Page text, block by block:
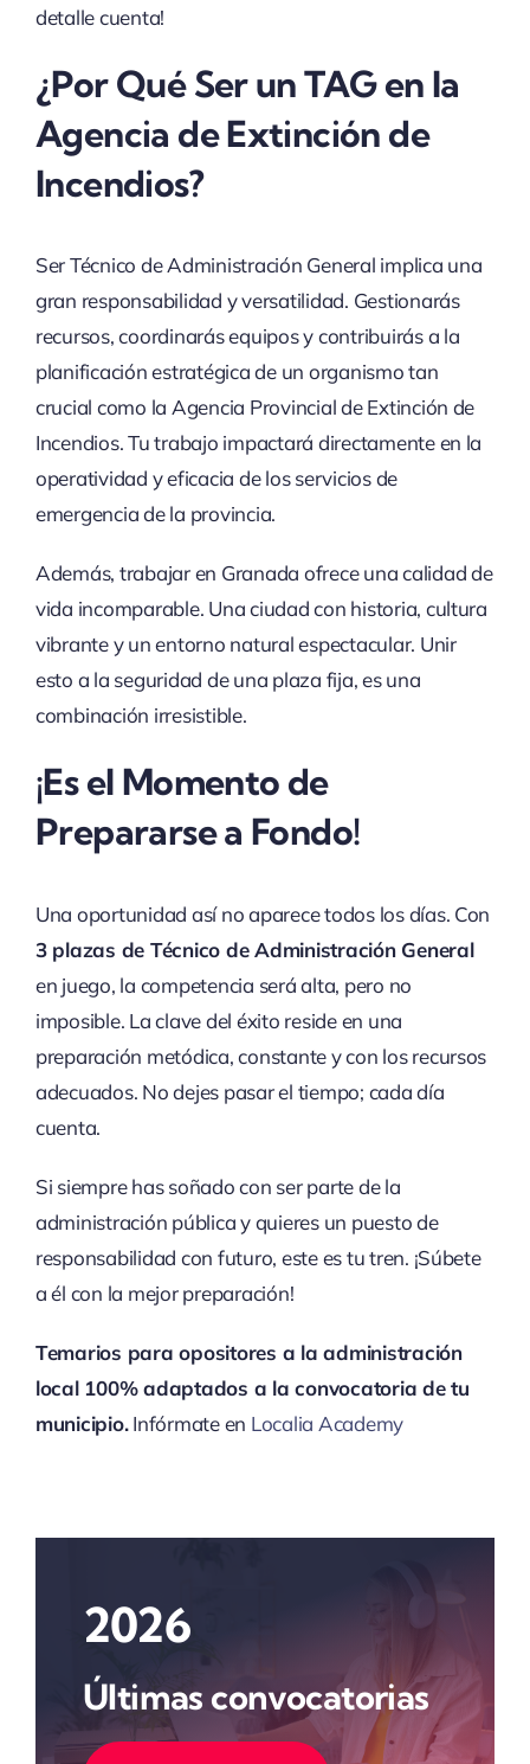
detalle cuenta!
¿Por Qué Ser un TAG en la
Agencia de Extinción de
Incendios?
Ser Técnico de Administración General implica una
gran responsabilidad y versatilidad. Gestionarás
recursos, coordinarás equipos y contribuirás a la
planificación estratégica de un organismo tan
crucial como la Agencia Provincial de Extinción de
Incendios. Tu trabajo impactará directamente en la
operatividad y eficacia de los servicios de
emergencia de la provincia.
Además, trabajar en Granada ofrece una calidad de
vida incomparable. Una ciudad con historia, cultura
vibrante y un entorno natural espectacular. Unir
esto a la seguridad de una plaza fija, es una
combinación irresistible.
¡Es el Momento de
Prepararse a Fondo!
Una oportunidad así no aparece todos los días. Con
3 plazas de Técnico de Administración General
en juego, la competencia será alta, pero no
imposible. La clave del éxito reside en una
preparación metódica, constante y con los recursos
adecuados. No dejes pasar el tiempo; cada día
cuenta.
Si siempre has soñado con ser parte de la
administración pública y quieres un puesto de
responsabilidad con futuro, este es tu tren. ¡Súbete
a él con la mejor preparación!
Temarios para opositores a la administración
local 100% adaptados a la convocatoria de tu
municipio.Infórmate en Localia Academy
2026
Últimas convocatorias